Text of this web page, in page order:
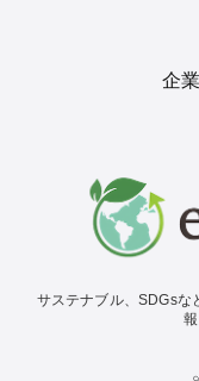
企
サステナブル、SDGsな